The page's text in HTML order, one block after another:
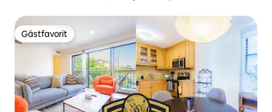
Gästfavorit
Gästfavorit